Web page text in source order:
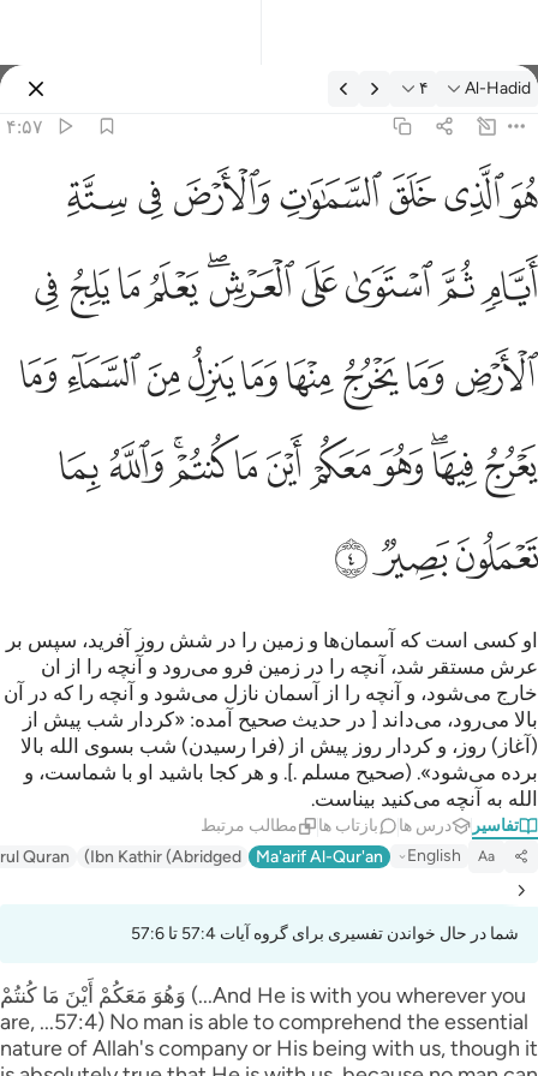
تفسیر: Al-Hadid ۴:۵۷
Al-Hadid ۴
۴:۵۷
هو الذي خلق السماوات والارض في ستة ايام ثم استوى على العرش
هُوَ ٱلَّذِى خَلَقَ ٱلسَّمَـٰوَٰتِ وَٱلْأَرْضَ فِى سِتَّةِ أَيَّامٍۢ ثُمَّ ٱسْتَوَىٰ عَلَى
ﱁﱂﱃﱄﱅﱆﱇ
ﱈﱉﱊﱋﱌﱍﱎﱏﱐﱑ
ﱒﱓﱔﱕﱖﱗﱘﱙﱚ
ﱛﱜﱝﱞﱟﱠﱡﱢﱣﱤﱥ
ﱦﱧﱨ
او کسی است که آسمان‌ها و زمین را در شش روز آفرید، سپس بر
عرش مستقر شد، آنچه را در زمین فرو می‌رود و آنچه را از ان
خارج می‌شود، و آنچه را از آسمان نازل می‌شود و آنچه را که در آن
بالا می‌رود، می‌داند [ در حدیث صحیح آمده: «کردار شب پیش از
(آغاز) روز، و کردار روز پیش از (فرا رسیدن) شب بسوی الله بالا
برده می‌شود». (صحیح مسلم .]. و هر کجا باشید او با شماست، و
الله به آنچه می‌کنید بیناست.
تفاسیر درس ها بازتاب ها مطالب مرتبط
Aa
English
Ma'arif Al-Qur'an
Ibn Kathir (Abridged)
Quran
شما در حال خواندن تفسیری برای گروه آیات 57:4 تا 57:6
وَهُوَ مَعَكُمْ أَيْنَ مَا كُنتُمْ (...And He is with you wherever you
are, ...57:4) No man is able to comprehend the essential
nature of Allah's company or His being with us, though it